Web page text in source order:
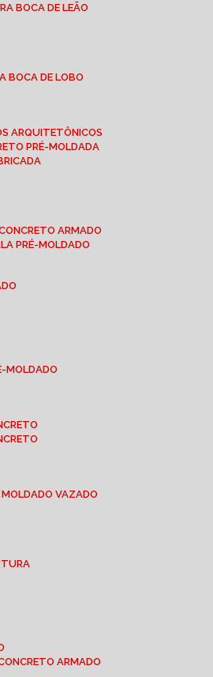
BOCA DE LEÃO
BOCA DE LOBO
ARQUITETÔNICOS
PRÉ-MOLDADA
CONCRETO ARMADO
PRÉ-MOLDADO
MOLDADO
MOLDADO VAZADO
CONCRETO ARMADO